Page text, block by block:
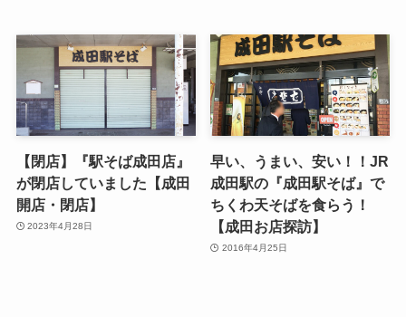
【閉店】『駅そば成田店』
が閉店していました【成田
開店・閉店】
2023年4月28日
早い、うまい、安い！！JR
成田駅の『成田駅そば』で
ちくわ天そばを食らう！
【成田お店探訪】
2016年4月25日